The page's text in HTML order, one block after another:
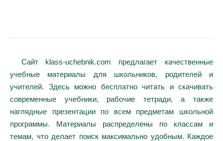
Сайт klass-uchebnik.com предлагает качественные
учебные материалы для школьников, родителей и
учителей. Здесь можно бесплатно читать и скачивать
современные учебники, рабочие тетради, а также
наглядные презентации по всем предметам школьной
программы. Материалы распределены по классам и
темам, что делает поиск максимально удобным. Каждое